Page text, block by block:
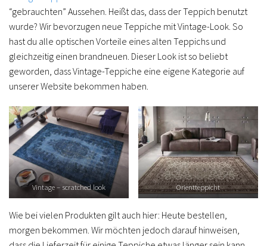
“gebrauchten” Aussehen. Heißt das, dass der Teppich benutzt
wurde? Wir bevorzugen neue Teppiche mit Vintage-Look. So
hast du alle optischen Vorteile eines alten Teppichs und
gleichzeitig einen brandneuen. Dieser Look ist so beliebt
geworden, dass Vintage-Teppiche eine eigene Kategorie auf
unserer Website bekommen haben.
Vintage – scratched look Orientteppicht
Wie bei vielen Produkten gilt auch hier: Heute bestellen,
morgen bekommen. Wir möchten jedoch darauf hinweisen,